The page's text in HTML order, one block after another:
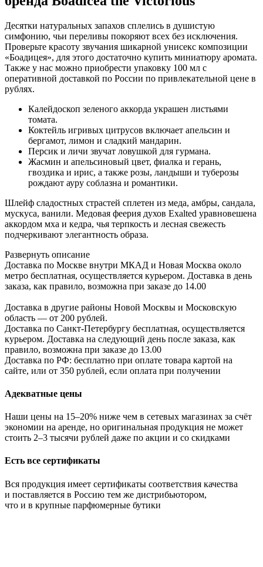
Десятки натуральных запахов сплелись в душистую
симфонию, чьи переливы покоряют всех без исключения.
Проверьте красоту звучания шикарной унисекс композиции
«Боадицея», для этого достаточно купить миниатюру аромата.
Также у нас можно приобрести упаковку 100 мл с
оперативной доставкой по России по привлекательной цене в
рублях.
Калейдоскоп зеленого аккорда украшен листьями
томата.
Коктейль игривых цитрусов включает апельсин и
бергамот, лимон и сладкий мандарин.
Персик и личи звучат ловушкой для гурмана.
Жасмин и апельсиновый цвет, фиалка и герань,
гвоздика и ирис, а также розы, ландыши и туберозы
рождают ауру соблазна и романтики.
Шлейф сладостных страстей сплетен из меда, амбры, сандала,
мускуса, ванили. Медовая феерия духов Exalted уравновешена
аккордом мха и кедра, чья терпкость и лесная свежесть
подчеркивают элегантность образа.
Развернуть описание
Доставка по Москве внутри МКАД и Новая Москва около
метро бесплатная, осуществляется курьером. Доставка в день
заказа, как правило, возможна при заказе до 14.00
Доставка в другие районы Новой Москвы и Московскую
область — от 200 рублей.
Доставка по Санкт-Петербургу бесплатная, осуществляется
курьером. Доставка на следующий день после заказа, как
правило, возможна при заказе до 13.00
Доставка по РФ: бесплатно при оплате товара картой на
сайте, или от 350 рублей, если оплата при получении
Адекватные цены
Наши цены на 15–20% ниже чем в сетевых магазинах за счёт
экономии на аренде, но оригинальная продукция не может
стоить 2–3 тысячи рублей даже по акции и со скидками
Есть все сертификаты
Вся продукция имеет сертификаты соответствия качества
и поставляется в Россию тем же дистрибьютором,
что и в крупные парфюмерные бутики